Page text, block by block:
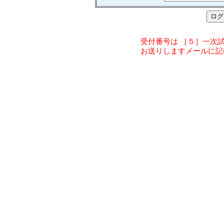
受付番号は ［５］一次
お送りしますメールに記載さ